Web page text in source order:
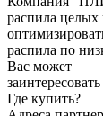
распила целых
распила по
Вас может
заинтересовать
Где купить?